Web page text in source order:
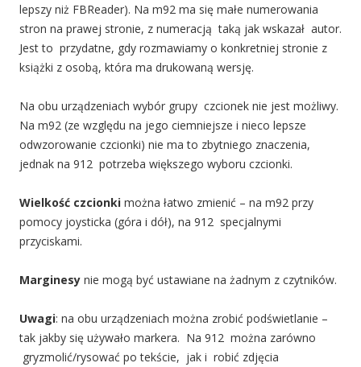
lepszy niż FBReader). Na m92 ma się małe numerowania
stron na prawej stronie, z numeracją taką jak wskazał autor.
Jest to przydatne, gdy rozmawiamy o konkretniej stronie z
książki z osobą, która ma drukowaną wersję.
Na obu urządzeniach wybór grupy czcionek nie jest możliwy.
Na m92 (ze względu na jego ciemniejsze i nieco lepsze
odwzorowanie czcionki) nie ma to zbytniego znaczenia,
jednak na 912 potrzeba większego wyboru czcionki.
Wielkość czcionki można łatwo zmienić – na m92 przy
pomocy joysticka (góra i dół), na 912 specjalnymi
przyciskami.
Marginesy nie mogą być ustawiane na żadnym z czytników.
Uwagi: na obu urządzeniach można zrobić podświetlanie –
tak jakby się używało markera. Na 912 można zarówno
gryzmolić/rysować po tekście, jak i robić zdjęcia